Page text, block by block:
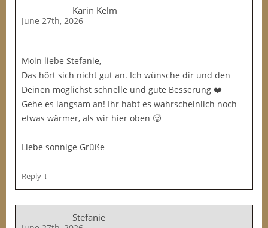
Karin Kelm
June 27th, 2026
Moin liebe Stefanie,
Das hört sich nicht gut an. Ich wünsche dir und den
Deinen möglichst schnelle und gute Besserung ❤️
Gehe es langsam an! Ihr habt es wahrscheinlich noch
etwas wärmer, als wir hier oben 🥵
Liebe sonnige Grüße
Reply ↓
Stefanie